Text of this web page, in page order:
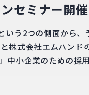
セミナー開
う2つの側面から
株式会社エムハン
中小企業のための